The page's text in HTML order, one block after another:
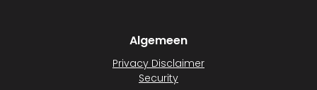
Algemeen
Privacy Disclaimer
Security